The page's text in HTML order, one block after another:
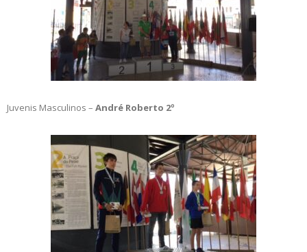
Juvenis Masculinos – André Roberto 2º